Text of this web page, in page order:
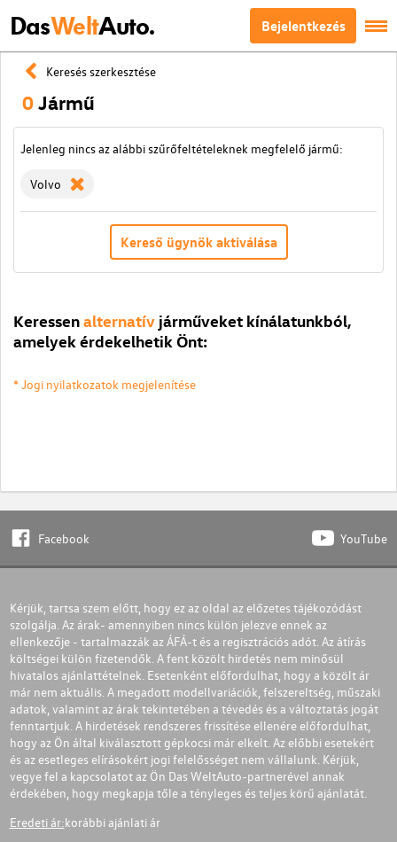
DasWeltAuto. Bejelentkezés
Keresés szerkesztése
0Jármű
Jelenleg nincs az alábbi szűrőfeltételeknek megfelelő jármű:
Volvo
Kereső ügynök aktiválása
Keressenalternatív járműveket kínálatunkból,
amelyek érdekelhetik Önt:
* Jogi nyilatkozatok megjelenítése
Facebook YouTube
Kérjük, tartsa szem előtt, hogy ez az oldal az előzetes tájékozódást
szolgálja. Az árak- amennyiben nincs külön jelezve ennek az
ellenkezője - tartalmazzák az ÁFÁ-t és a regisztrációs adót. Az átírás
költségei külön fizetendők. A fent közölt hirdetés nem minősül
hivatalos ajánlattételnek. Esetenként előfordulhat, hogy a közölt ár
már nem aktuális. A megadott modellvariációk, felszereltség, műszaki
adatok, valamint az árak tekintetében a tévedés és a változtatás jogát
fenntartjuk. A hirdetések rendszeres frissítése ellenére előfordulhat,
hogy az Ön által kiválasztott gépkocsi már elkelt. Az előbbi esetekért
és az esetleges elírásokért jogi felelősséget nem vállalunk. Kérjük,
vegye fel a kapcsolatot az Ön Das WeltAuto-partnerével annak
érdekében, hogy megkapja tőle a tényleges és teljes körű ajánlatát.
Eredeti ár:korábbi ajánlati ár